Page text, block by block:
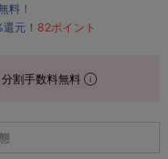
料！
元！ 82ポイント
割手数料無料